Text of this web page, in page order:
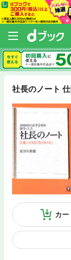
社長のノート
カー